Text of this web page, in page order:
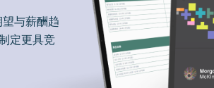
与薪酬趋
定更具竞